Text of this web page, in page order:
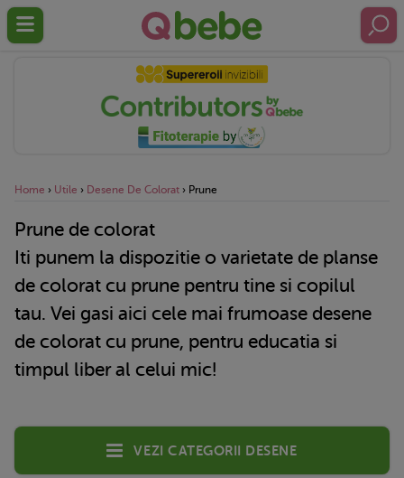
Home › Utile › Desene De Colorat › Prune
Prune de colorat
Iti punem la dispozitie o varietate de planse
de colorat cu prune pentru tine si copilul
tau. Vei gasi aici cele mai frumoase desene
de colorat cu prune, pentru educatia si
timpul liber al celui mic!
Vezi categorii desene